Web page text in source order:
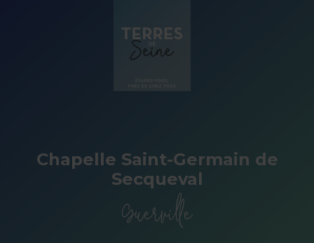
Chapelle Saint-Germain de
Secqueval
Guerville